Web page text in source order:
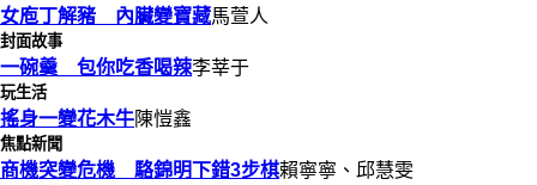
女庖丁解豬 內臟變寶藏馬萱人
封面故事
一碗羹 包你吃香喝辣李莘于
玩生活
搖身一變花木牛陳愷鑫
焦點新聞
商機突變危機 駱錦明下錯3步棋賴寧寧、邱慧雯